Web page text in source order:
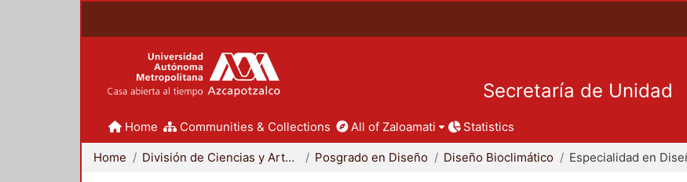
Secretaría de Unidad
Home Communities & Collections All of Zaloamati Statistics
Home División de Ciencias y Artes para el Diseño Posgrado en Diseño Diseño Bioclimático